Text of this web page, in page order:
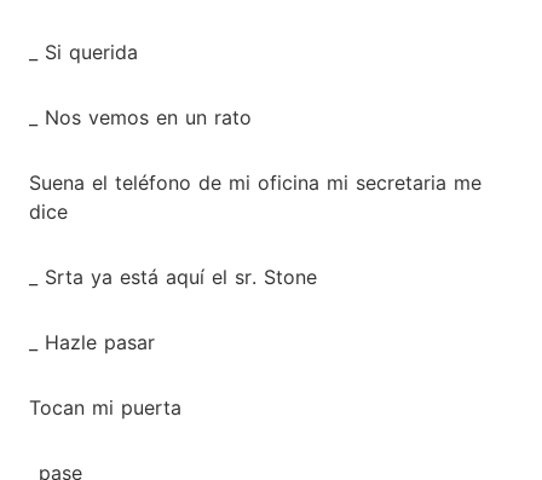
_ Si querida
_ Nos vemos en un rato
Suena el teléfono de mi oficina mi secretaria me
dice
_ Srta ya está aquí el sr. Stone
_ Hazle pasar
Tocan mi puerta
_pase